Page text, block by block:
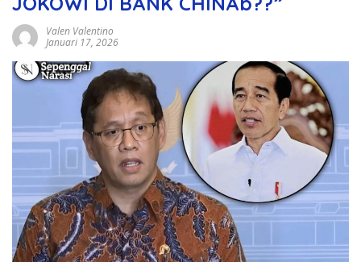
Valen Valentino
Januari 17, 2026